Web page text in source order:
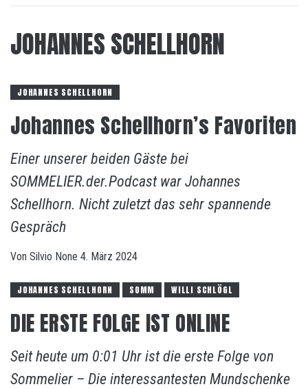
JOHANNES SCHELLHORN
JOHANNES SCHELLHORN
Johannes Schellhorn’s Favoriten
Einer unserer beiden Gäste bei
SOMMELIER.der.Podcast war Johannes
Schellhorn. Nicht zuletzt das sehr spannende
Gespräch
Von Silvio None 4. März 2024
JOHANNES SCHELLHORN SOMM WILLI SCHLÖGL
DIE ERSTE FOLGE IST ONLINE
Seit heute um 0:01 Uhr ist die erste Folge von
Sommelier – Die interessantesten Mundschenke